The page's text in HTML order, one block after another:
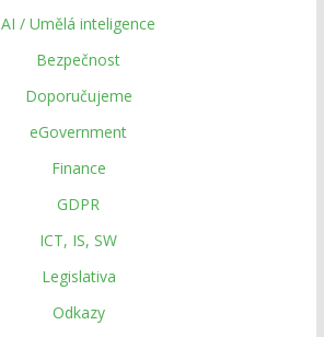
AI / Umělá inteligence
Bezpečnost
Doporučujeme
eGovernment
Finance
GDPR
ICT, IS, SW
Legislativa
Odkazy